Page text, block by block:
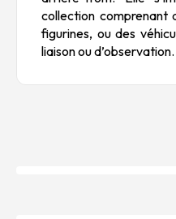
collection comprenant
figurines, ou des
liaison ou d’observation.